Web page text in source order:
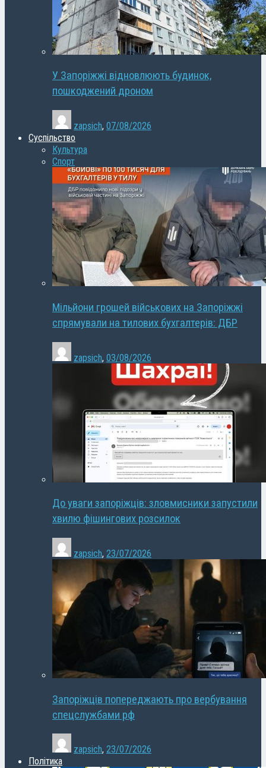
У Запоріжжі відновлюють будинок,
пошкоджений дроном
zapsich, 07/08/2026
Суспільство
Культура
Спорт
Мільйони грошей військових на Запоріжжі
спрямували на тилових бухгалтерів: ДБР
zapsich, 03/08/2026
До уваги запоріжців: зловмисники запустили
хвилю фішингових розсилок
zapsich, 23/07/2026
Запоріжців попереджають про вербування
спецслужбами рф
zapsich, 23/07/2026
Політика